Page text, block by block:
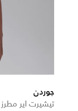
جوردن
تيشيرت اير